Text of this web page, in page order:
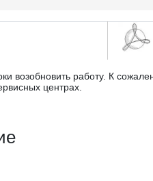
возобновить работу. К
центрах.